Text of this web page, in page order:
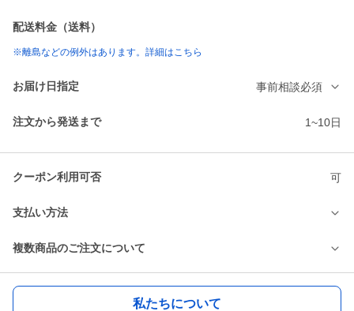
配送料金（送料）
※離島などの例外はあります。詳細はこちら
お届け日指定 事前相談必須
注文から発送まで 1~10日
クーポン利用可否 可
支払い方法
複数商品のご注文について
私たちについて